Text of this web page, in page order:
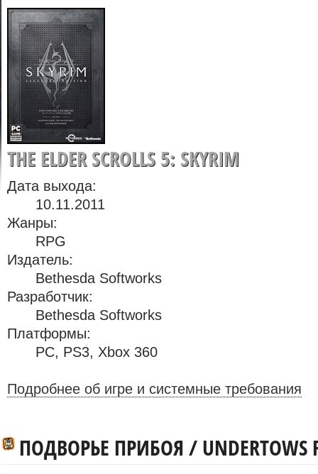
THE ELDER SCROLLS 5: SKYRIM
Дата выхода:
10.11.2011
Жанры:
RPG
Издатель:
Bethesda Softworks
Разработчик:
Bethesda Softworks
Платформы:
PC, PS3, Xbox 360
Подробнее об игре и системные требования
ПОДВОРЬЕ ПРИБОЯ / UNDERTOWS